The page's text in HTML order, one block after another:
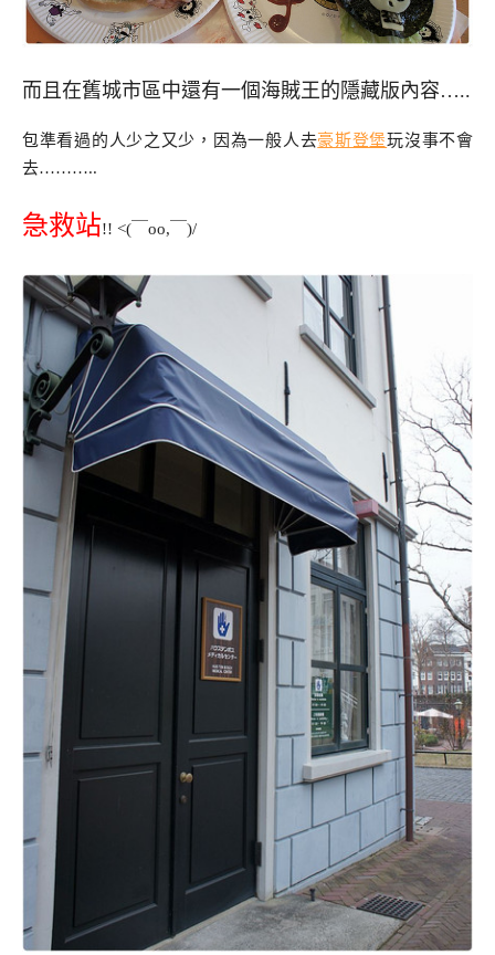
而且在舊城市區中還有一個海賊王的隱藏版內容…..
包準看過的人少之又少，因為一般人去豪斯登堡玩沒事不會
去………..
急救站!! <(￣oo,￣)/